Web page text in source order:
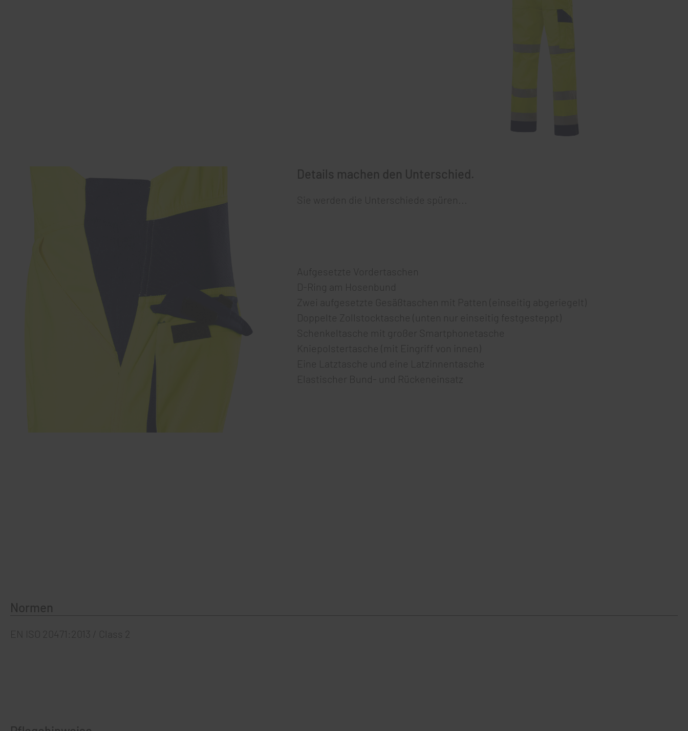
Details machen den Unterschied.
Sie werden die Unterschiede spüren...
Aufgesetzte Vordertaschen
D-Ring am Hosenbund
Zwei aufgesetzte Gesäßtaschen mit Patten (einseitig abgeriegelt)
Doppelte Zollstocktasche (unten nur einseitig festgesteppt)
Schenkeltasche mit großer Smartphonetasche
Kniepolstertasche (mit Eingriff von innen)
Eine Latztasche und eine Latzinnentasche
Elastischer Bund- und Rückeneinsatz
Normen
EN ISO 20471:2013 / Class 2